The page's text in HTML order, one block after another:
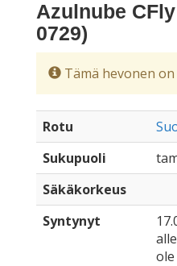
Azulnube
0729)
Tämä hevonen
Rotu
Sukupuoli
Säkäkorkeus
Syntynyt